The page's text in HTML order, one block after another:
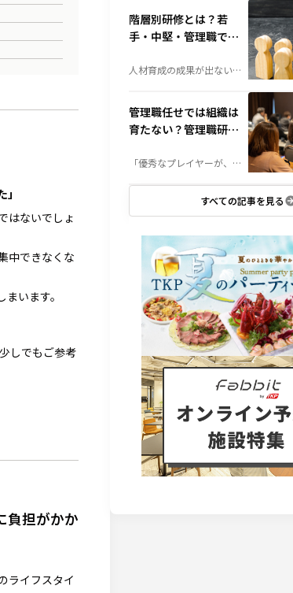
はないでしょ
中できなくな
います。
しでもご参考
負担がかか
ライフスタイ
敗しないためのポイントを
分かりやすく解説します。
階層別研修とは？若
手・中堅・管理職で変
人材育成の成果が出ない原
因は、「研修不足」ではな
階に合わせて育成する「階
層別研修」は、組織力向上
の鍵となる施策です。若
手・中堅・管理職それぞれ
管理職任せでは組織は
育たない？管理職研修
「優秀なプレイヤーが、必
ずしも優秀な管理職になる
りにおいて、この壁に直面
する企業は少なくありませ
ん。管理職に求められる役
割とは何か、なぜ研修が必
がる管理職育成のポイント
を解説します。
すべての記事を見る